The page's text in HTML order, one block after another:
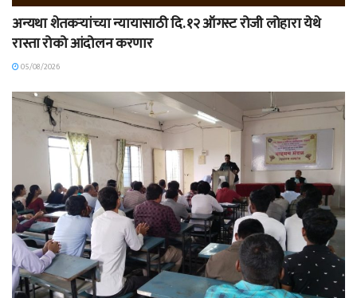
अन्यथा शेतकऱ्यांच्या न्यायासाठी दि. १२ ऑगस्ट रोजी लोहारा येथे
रास्ता रोको आंदोलन करणार
05/08/2026